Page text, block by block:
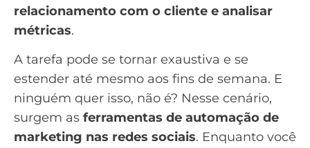
relacionamento com o cliente e analisar
métricas.
A tarefa pode se tornar exaustiva e se
estender até mesmo aos fins de semana. E
ninguém quer isso, não é? Nesse cenário,
surgem as ferramentas de automação de
marketing nas redes sociais. Enquanto você